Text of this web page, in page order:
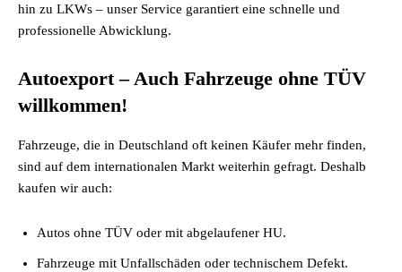
hin zu LKWs – unser Service garantiert eine schnelle und
professionelle Abwicklung.
Autoexport – Auch Fahrzeuge ohne TÜV
willkommen!
Fahrzeuge, die in Deutschland oft keinen Käufer mehr finden,
sind auf dem internationalen Markt weiterhin gefragt. Deshalb
kaufen wir auch:
Autos ohne TÜV oder mit abgelaufener HU.
Fahrzeuge mit Unfallschäden oder technischem Defekt.